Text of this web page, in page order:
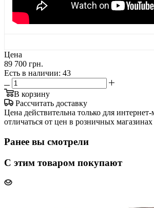
Цена
89 700 грн.
Есть в наличии: 43
В корзину
Рассчитать доставку
Цена действительна только для
отличаться от цен в розничных магазинах
Ранее вы смотрели
С этим товаром покупают